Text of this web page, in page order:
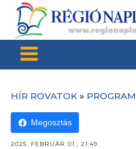
HÍR ROVATOK » PROGRAM
Megosztás
2025. FEBRUÁR 01., 21:49